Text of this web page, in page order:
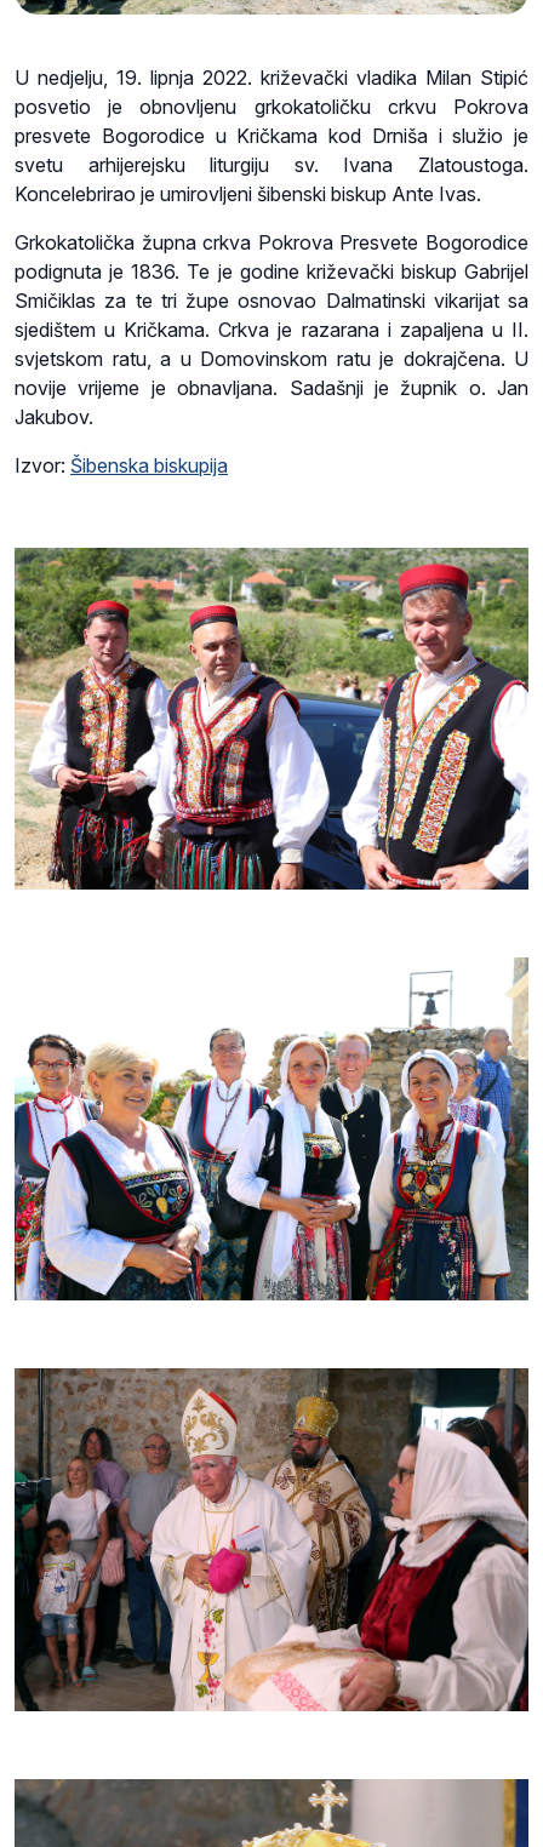
U nedjelju, 19. lipnja 2022. križevački vladika Milan Stipić
posvetio je obnovljenu grkokatoličku crkvu Pokrova
presvete Bogorodice u Kričkama kod Drniša i služio je
svetu arhijerejsku liturgiju sv. Ivana Zlatoustoga.
Koncelebrirao je umirovljeni šibenski biskup Ante Ivas.
Grkokatolička župna crkva Pokrova Presvete Bogorodice
podignuta je 1836. Te je godine križevački biskup Gabrijel
Smičiklas za te tri župe osnovao Dalmatinski vikarijat sa
sjedištem u Kričkama. Crkva je razarana i zapaljena u II.
svjetskom ratu, a u Domovinskom ratu je dokrajčena. U
novije vrijeme je obnavljana. Sadašnji je župnik o. Jan
Jakubov.
Izvor: Šibenska biskupija